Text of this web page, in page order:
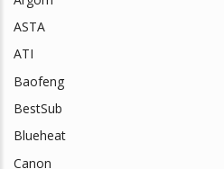
ASTA
ATI
Baofeng
BestSub
Blueheat
Canon